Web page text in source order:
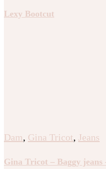
Lexy Bootcut
Dam, Gina Tricot, Jeans
Gina Tricot – Baggy jeans